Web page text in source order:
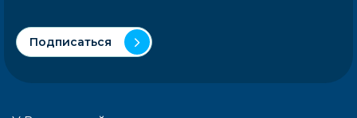
Подписаться